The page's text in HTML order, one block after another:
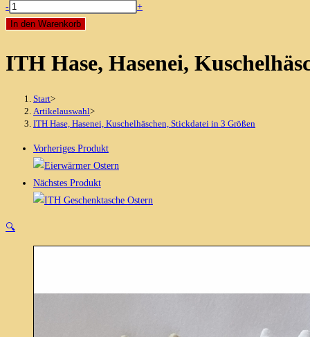
ITH
Hase,
Kuschelhäschen,
Größen
-
+
In den Warenkorb
ITH Hase, Hasenei,
Start>
Artikelauswahl>
ITH Hase, Hasenei, Kuschelhäschen, Stickdatei in 3 Größen
Vorheriges Produkt
Nächstes Produkt
🔍